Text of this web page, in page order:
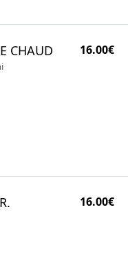
CHAUD 16.00€
16.00€